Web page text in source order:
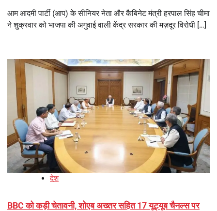
आम आदमी पार्टी (आप) के सीनियर नेता और कैबिनेट मंत्री हरपाल सिंह चीमा
ने शुक्रवार को भाजपा की अगुवाई वाली केंद्र सरकार की मज़दूर विरोधी […]
देश
BBC को कड़ी चेतावनी, शोएब अख्तर सहित 17 यूट्यूब चैनल्स पर